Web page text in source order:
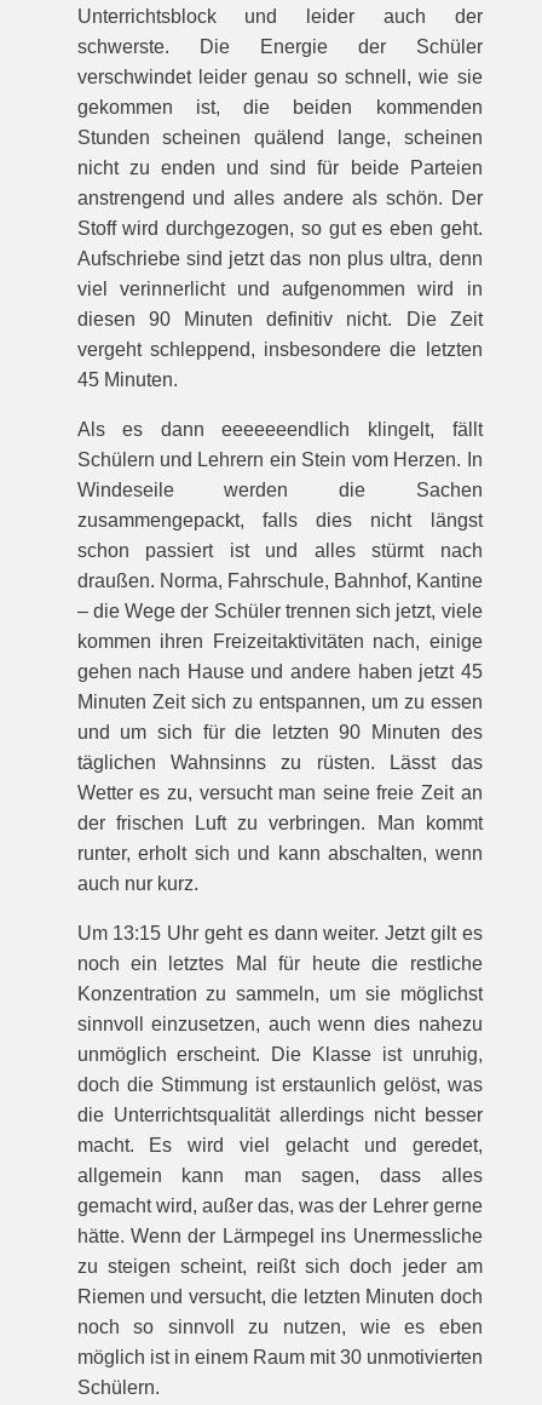
Unterrichtsblock und leider auch der
schwerste. Die Energie der Schüler
verschwindet leider genau so schnell, wie sie
gekommen ist, die beiden kommenden
Stunden scheinen quälend lange, scheinen
nicht zu enden und sind für beide Parteien
anstrengend und alles andere als schön. Der
Stoff wird durchgezogen, so gut es eben geht.
Aufschriebe sind jetzt das non plus ultra, denn
viel verinnerlicht und aufgenommen wird in
diesen 90 Minuten definitiv nicht. Die Zeit
vergeht schleppend, insbesondere die letzten
45 Minuten.
Als es dann eeeeeeendlich klingelt, fällt
Schülern und Lehrern ein Stein vom Herzen. In
Windeseile werden die Sachen
zusammengepackt, falls dies nicht längst
schon passiert ist und alles stürmt nach
draußen. Norma, Fahrschule, Bahnhof, Kantine
– die Wege der Schüler trennen sich jetzt, viele
kommen ihren Freizeitaktivitäten nach, einige
gehen nach Hause und andere haben jetzt 45
Minuten Zeit sich zu entspannen, um zu essen
und um sich für die letzten 90 Minuten des
täglichen Wahnsinns zu rüsten. Lässt das
Wetter es zu, versucht man seine freie Zeit an
der frischen Luft zu verbringen. Man kommt
runter, erholt sich und kann abschalten, wenn
auch nur kurz.
Um 13:15 Uhr geht es dann weiter. Jetzt gilt es
noch ein letztes Mal für heute die restliche
Konzentration zu sammeln, um sie möglichst
sinnvoll einzusetzen, auch wenn dies nahezu
unmöglich erscheint. Die Klasse ist unruhig,
doch die Stimmung ist erstaunlich gelöst, was
die Unterrichtsqualität allerdings nicht besser
macht. Es wird viel gelacht und geredet,
allgemein kann man sagen, dass alles
gemacht wird, außer das, was der Lehrer gerne
hätte. Wenn der Lärmpegel ins Unermessliche
zu steigen scheint, reißt sich doch jeder am
Riemen und versucht, die letzten Minuten doch
noch so sinnvoll zu nutzen, wie es eben
möglich ist in einem Raum mit 30 unmotivierten
Schülern.